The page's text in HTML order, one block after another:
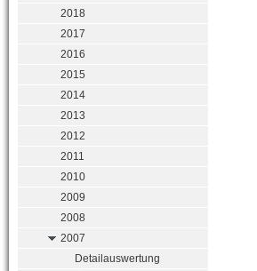
2018
2017
2016
2015
2014
2013
2012
2011
2010
2009
2008
2007
Detailauswertung